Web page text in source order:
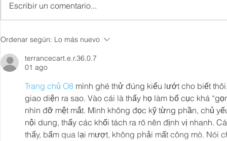
Gastronomía, enología,
mixología y arte, “Festival
Gema”, en SMA la joya de
México
Escribir un comentario...
Ordenar según: Lo más nuevo
terrancecart.e.r.36.0.7
01 ago
Trang chủ O8 mình ghé thử đúng kiểu lướt cho biết
giao diện ra sao. Vào cái là thấy họ làm bố cục khá
nhìn đỡ mệt mắt. Mình không đọc kỹ từng phần, chủ
nội dung, thấy các khối tách ra rõ nên định vị nhanh.
thấy, bấm qua lại mượt, không phải mất công mò. Nói